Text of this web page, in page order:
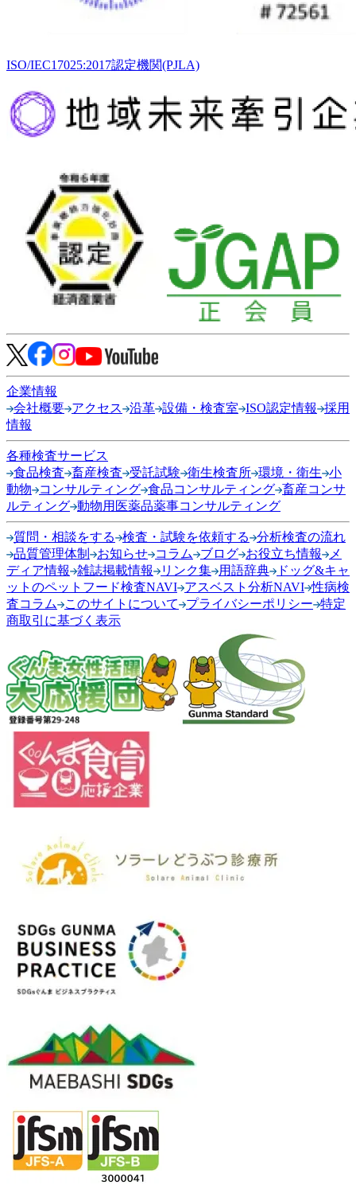
ISO/IEC17025:2017認定機関(PJLA)
企業情報
会社概要 アクセス 沿革 設備・検査室 ISO認定情報
採用
情報
各種検査サービス
食品検査 畜産検査 受託試験 衛生検査所 環境・衛生 小
動物
コンサルティング 食品コンサルティング 畜産コンサ
ルティング 動物用医薬品薬事コンサルティング
質問・相談をする 検査・試験を依頼する
分析検査の流れ
品質管理体制
お知らせ コラム ブログ お役立ち情報
メ
ディア情報
雑誌掲載情報 リンク集 用語辞典
ドッグ&キャ
ットのペットフード検査NAVI アスベスト分析NAVI 性病検
査コラム
このサイトについて プライバシーポリシー 特定
商取引に基づく表示